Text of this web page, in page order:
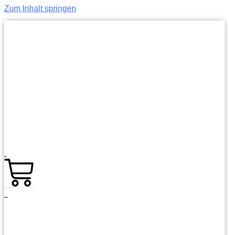
Zum Inhalt springen